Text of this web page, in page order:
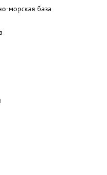
морская база